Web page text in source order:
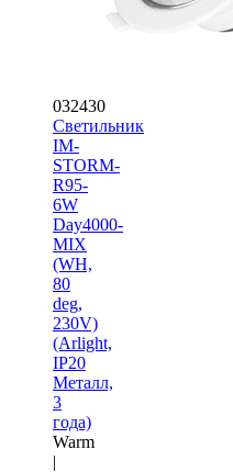
032430
Светильник
IM-
STORM-
R95-
6W
Day4000-
MIX
(WH,
80
deg,
230V)
(Arlight,
IP20
Металл,
3
года)
Warm
|